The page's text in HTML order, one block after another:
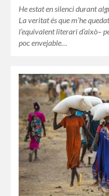
He estat en silenci durant
La veritat és que m’he
l’equivalent literari d’això–
poc envejable…